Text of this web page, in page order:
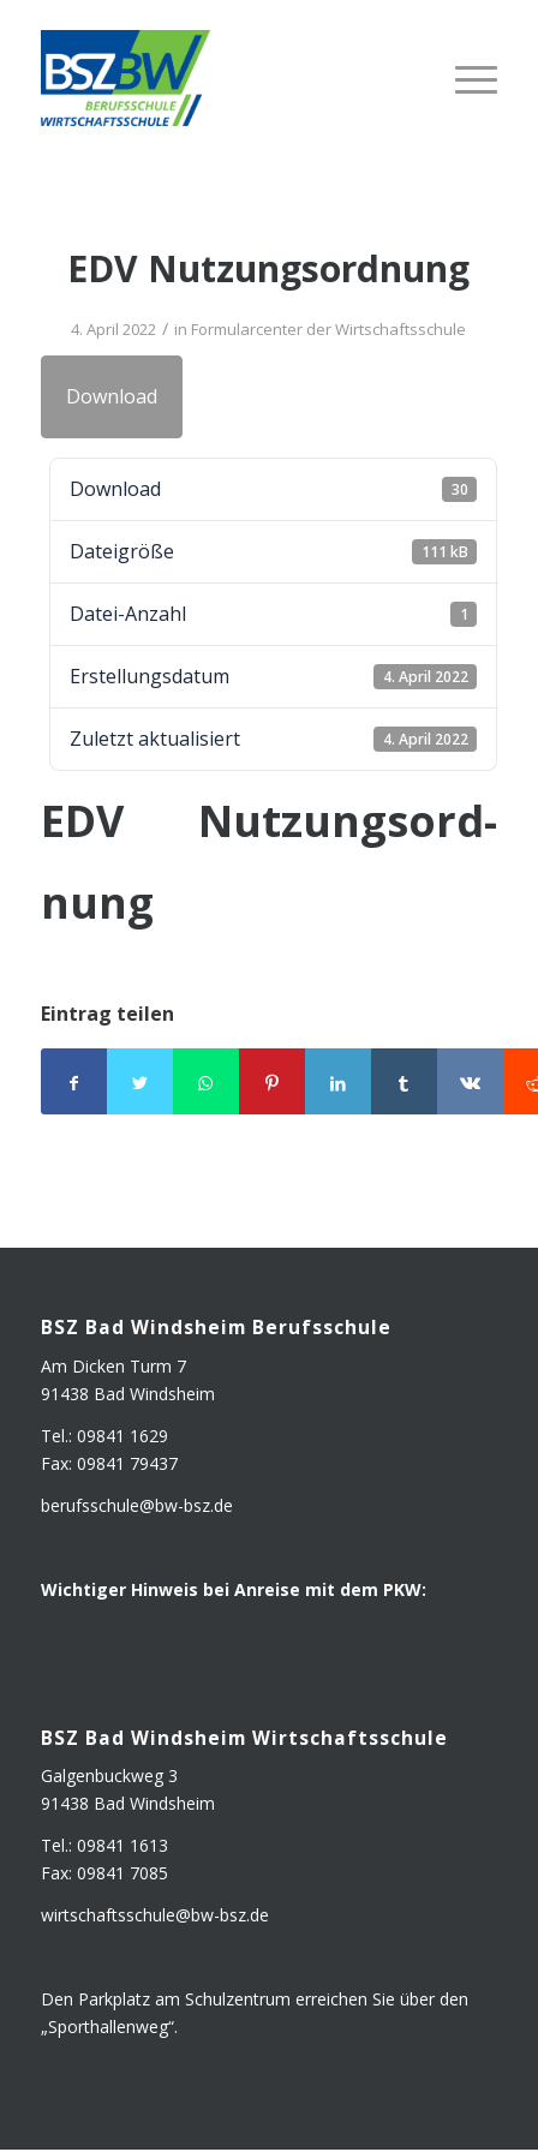
EDV Nut­zungs­ord­nung
4. April 2022 / in For­mu­lar­cen­ter der Wirtschaftsschule
Down­load
Down­load 30
Datei­grö­ße 111 kB
Datei-Anzahl 1
Erstel­lungs­da­tum 4. April 2022
Zuletzt aktua­li­siert 4. April 2022
EDV Nut­zungs­ord­
nung
Eintrag teilen
BSZ Bad Winds­heim Berufsschule
Am Dicken Turm 7
91438 Bad Windsheim
Tel.: 09841 1629
Fax: 09841 79437
berufsschule@​bw-​bsz.​de
Wich­ti­ger Hin­weis bei Anrei­se mit dem PKW:
BSZ Bad Winds­heim Wirtschaftsschule
Gal­gen­buck­weg 3
91438 Bad Windsheim
Tel.: 09841 1613
Fax: 09841 7085
wirtschaftsschule@​bw-​bsz.​de
Den Park­platz am Schul­zen­trum errei­chen Sie über den
„Sport­hal­len­weg“.